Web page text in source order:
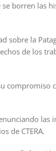
borren las
sobre la
de los
compromiso
las
de CTERA.